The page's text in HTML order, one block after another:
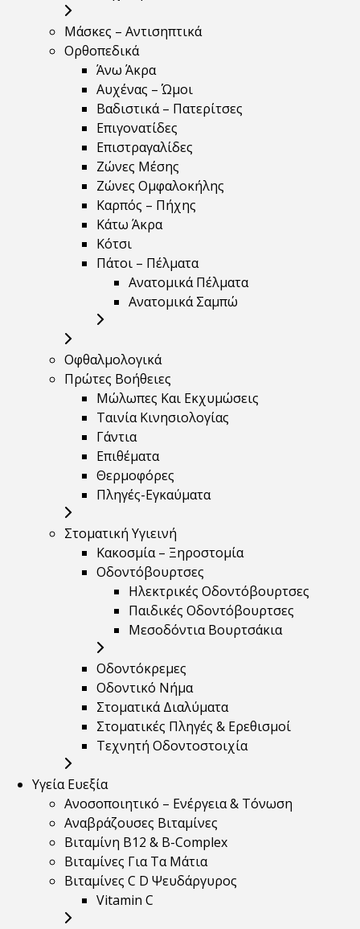
Μάσκες – Αντισηπτικά
Ορθοπεδικά
Άνω Άκρα
Αυχένας – Ώμοι
Βαδιστικά – Πατερίτσες
Επιγονατίδες
Επιστραγαλίδες
Ζώνες Μέσης
Ζώνες Ομφαλοκήλης
Καρπός – Πήχης
Κάτω Άκρα
Κότσι
Πάτοι – Πέλματα
Ανατομικά Πέλματα
Ανατομικά Σαμπώ
Οφθαλμολογικά
Πρώτες Βοήθειες
Μώλωπες Και Εκχυμώσεις
Ταινία Κινησιολογίας
Γάντια
Επιθέματα
Θερμοφόρες
Πληγές-Εγκαύματα
Στοματική Υγιεινή
Κακοσμία – Ξηροστομία
Οδοντόβουρτσες
Ηλεκτρικές Οδοντόβουρτσες
Παιδικές Οδοντόβουρτσες
Μεσοδόντια Βουρτσάκια
Οδοντόκρεμες
Οδοντικό Νήμα
Στοματικά Διαλύματα
Στοματικές Πληγές & Ερεθισμοί
Τεχνητή Οδοντοστοιχία
Υγεία Ευεξία
Ανοσοποιητικό – Ενέργεια & Τόνωση
Αναβράζουσες Βιταμίνες
Βιταμίνη B12 & Β-Complex
Βιταμίνες Για Τα Μάτια
Βιταμίνες C D Ψευδάργυρος
Vitamin C